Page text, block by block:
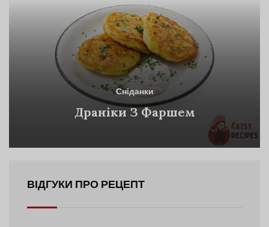
Сніданки
Драніки З Фаршем
ВІДГУКИ ПРО РЕЦЕПТ